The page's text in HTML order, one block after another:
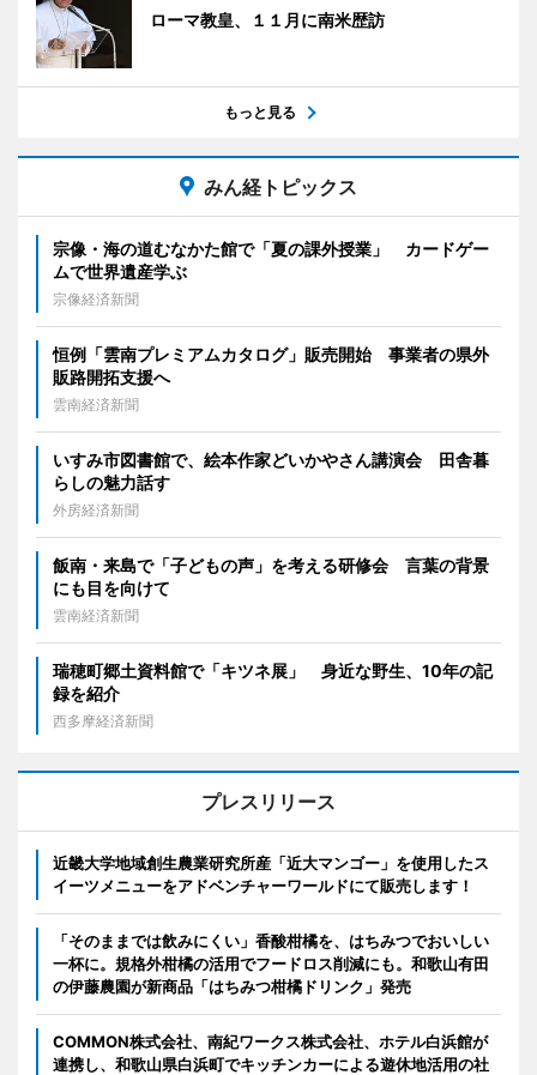
ローマ教皇、１１月に南米歴訪
もっと見る
みん経トピックス
宗像・海の道むなかた館で「夏の課外授業」 カードゲー
ムで世界遺産学ぶ
宗像経済新聞
恒例「雲南プレミアムカタログ」販売開始 事業者の県外
販路開拓支援へ
雲南経済新聞
いすみ市図書館で、絵本作家どいかやさん講演会 田舎暮
らしの魅力話す
外房経済新聞
飯南・来島で「子どもの声」を考える研修会 言葉の背景
にも目を向けて
雲南経済新聞
瑞穂町郷土資料館で「キツネ展」 身近な野生、10年の記
録を紹介
西多摩経済新聞
プレスリリース
近畿大学地域創生農業研究所産「近大マンゴー」を使用したス
イーツメニューをアドベンチャーワールドにて販売します！
「そのままでは飲みにくい」香酸柑橘を、はちみつでおいしい
一杯に。規格外柑橘の活用でフードロス削減にも。和歌山有田
の伊藤農園が新商品「はちみつ柑橘ドリンク」発売
COMMON株式会社、南紀ワークス株式会社、ホテル白浜館が
連携し、和歌山県白浜町でキッチンカーによる遊休地活用の社